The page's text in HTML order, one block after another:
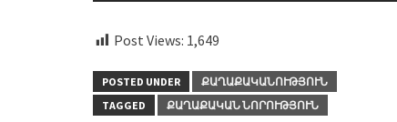
Post Views: 1,649
POSTED UNDER
ՔԱՂԱՔԱԿԱՆՈՒԹՅՈՒՆ
TAGGED
ՔԱՂԱՔԱԿԱՆ ՆՈՐՈՒԹՅՈՒՆ